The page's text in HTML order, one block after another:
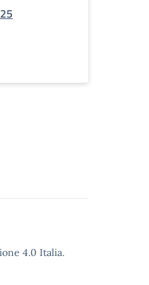
4.0 Italia.